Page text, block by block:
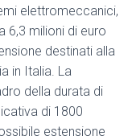
elettromeccanici,
6,3 milioni di euro
destinati alla
in Italia. La
della durata di
di 1800
estensione